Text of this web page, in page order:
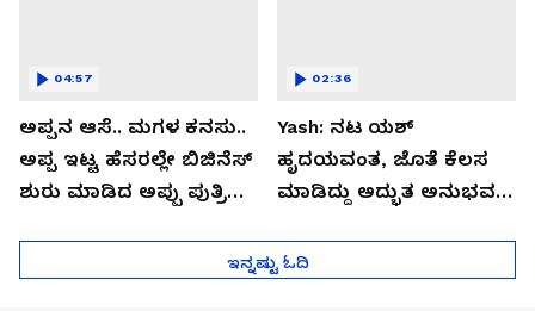
ಅಪ್ಪನ ಆಸೆ.. ಮಗಳ ಕನಸು..
ಅಪ್ಪ ಇಟ್ಟ ಹೆಸರಲ್ಲೇ ಬಿಜಿನೆಸ್​
ಶುರು ಮಾಡಿದ ಅಪ್ಪು ಪುತ್ರಿ
04:57
Yash: ನಟ ಯಶ್​
ಹೃದಯವಂತ, ಜೊತೆ ಕೆಲಸ
ಮಾಡಿದ್ದು ಅದ್ಭುತ ಅನುಭವ:
02:36
ಇನ್ನಷ್ಟು ಓದಿ